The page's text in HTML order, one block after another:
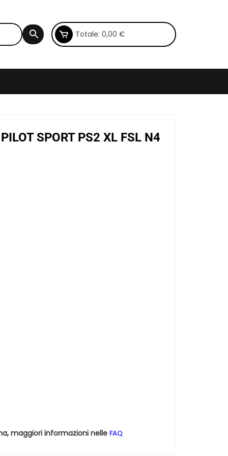
Totale: 0,00 €
SPORT PS2 XL FSL N4
maggiori informazioni nelle FAQ